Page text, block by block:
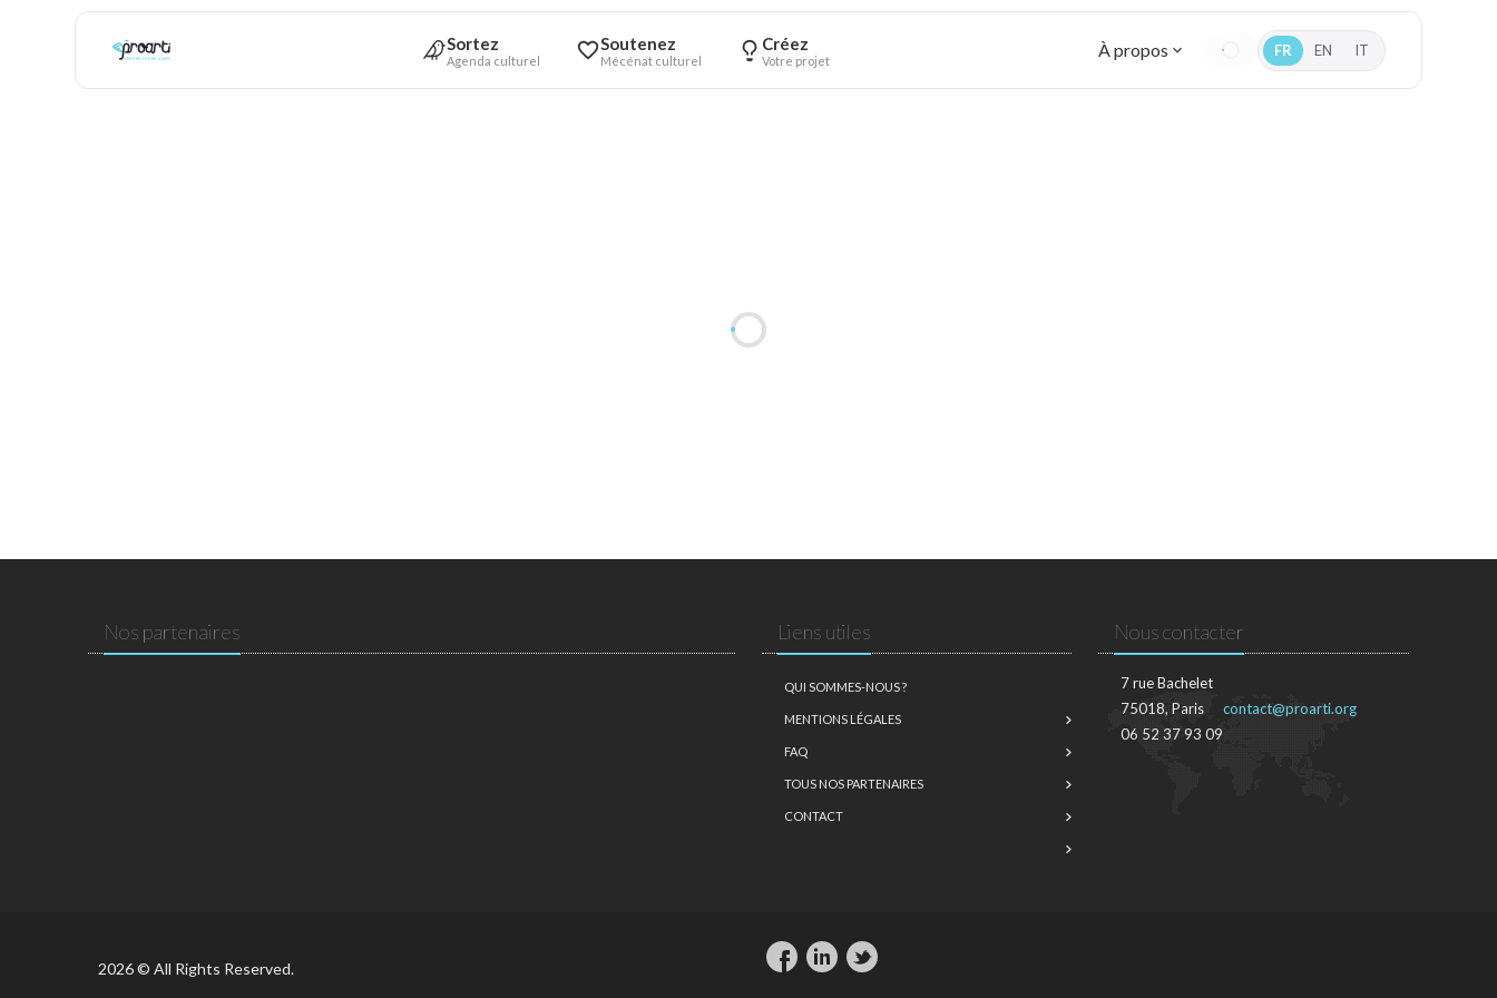
Sortez
Agenda culturel
Soutenez
Mécénat culturel
Créez
Votre projet À propos FR EN IT
Nos partenaires Liens utiles
QUI SOMMES-NOUS ?
MENTIONS LÉGALES
FAQ
TOUS NOS PARTENAIRES
CONTACT
Nous contacter
7 rue Bachelet
75018, Paris
06 52 37 93 09
contact@proarti.org
2026 © All Rights Reserved.